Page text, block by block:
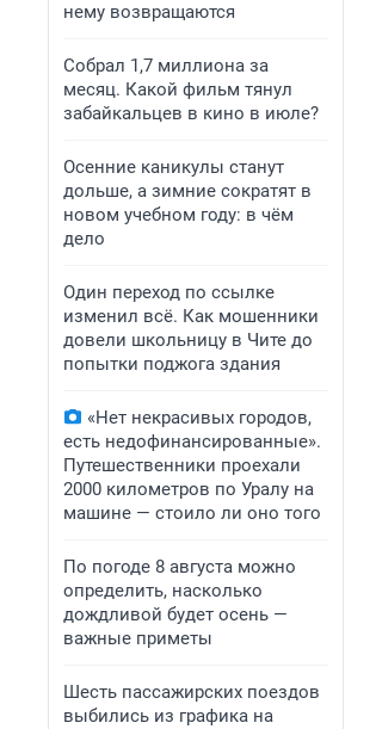
нему возвращаются
Собрал 1,7 миллиона за
месяц. Какой фильм тянул
забайкальцев в кино в июле?
Осенние каникулы станут
дольше, а зимние сократят в
новом учебном году: в чём
дело
Один переход по ссылке
изменил всё. Как мошенники
довели школьницу в Чите до
попытки поджога здания
«Нет некрасивых городов,
есть недофинансированные».
Путешественники проехали
2000 километров по Уралу на
машине — стоило ли оно того
По погоде 8 августа можно
определить, насколько
дождливой будет осень —
важные приметы
Шесть пассажирских поездов
выбились из графика на